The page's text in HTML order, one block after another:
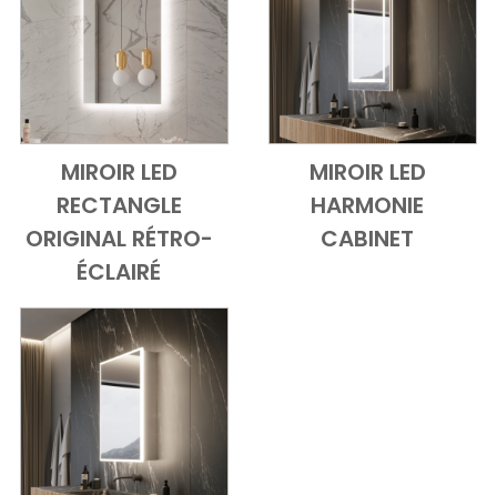
Add to CartVue d'ensemble
MIROIR LED
RECTANGLE
ORIGINAL RÉTRO-
ÉCLAIRÉ
Add to Cart
Vue
MIROIR LED
HARMONIE
CABINET